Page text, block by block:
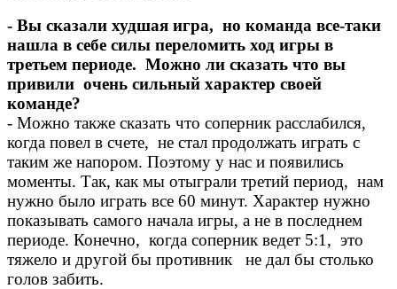
- Вы сказали худшая игра, но команда все-таки
нашла в себе силы переломить ход игры в
третьем периоде. Можно ли сказать что вы
привили очень сильный характер своей
команде?
- Можно также сказать что соперник расслабился,
когда повел в счете, не стал продолжать играть с
таким же напором. Поэтому у нас и появились
моменты. Так, как мы отыграли третий период, нам
нужно было играть все 60 минут. Характер нужно
показывать самого начала игры, а не в последнем
периоде. Конечно, когда соперник ведет 5:1, это
тяжело и другой бы противник не дал бы столько
голов забить.